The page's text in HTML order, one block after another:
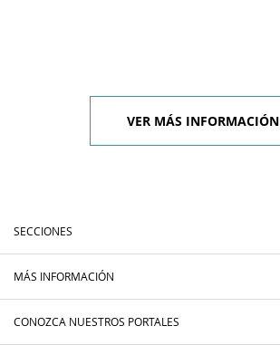
VER MÁS INFORMACIÓN
SECCIONES
MÁS INFORMACIÓN
CONOZCA NUESTROS PORTALES